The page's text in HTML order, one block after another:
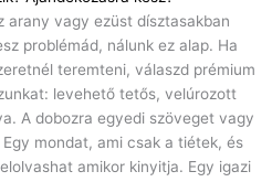
arany vagy ezüst dísztasakban
problémád, nálunk ez alap. Ha
teremteni, válaszd prémium
levehető tetős, velúrozott
A dobozra egyedi szöveget vagy
mondat, ami csak a tiétek, és
amikor kinyitja. Egy igazi